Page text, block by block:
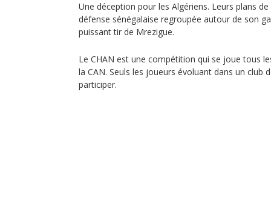
Une déception pour les Algériens. Leurs plans
défense sénégalaise regroupée autour de son
puissant tir de Mrezigue.
Le CHAN est une compétition qui se joue tous
la CAN. Seuls les joueurs évoluant dans un club
participer.